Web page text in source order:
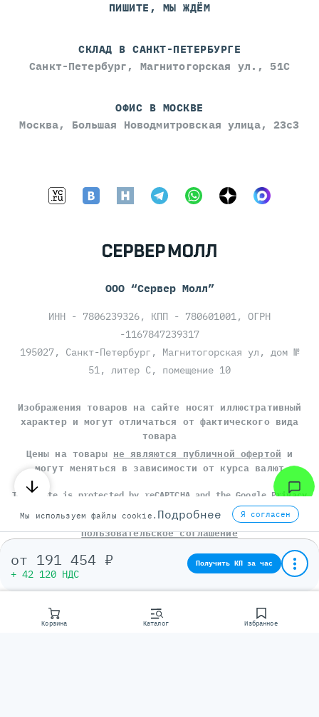
Корзина Каталог Избранное
от 191 454 ₽
+ 42 120 НДС
Получить КП за час
ПИШИТЕ, МЫ ЖДЁМ
СКЛАД В САНКТ-ПЕТЕРБУРГЕ
Санкт-Петербург, Магнитогорская ул., 51С
ОФИС В МОСКВЕ
Москва, Большая Новодмитровская улица, 23с3
ООО “Сервер Молл”
ИНН - 7806239326, КПП - 780601001, ОГРН
-1167847239317
195027, Санкт-Петербург, Магнитогорская ул, дом №
51, литер С, помещение 10
Изображения товаров на сайте носят иллюстративный
характер и могут отличаться от фактического вида
товара
Цены на товары не являются публичной офертой и
могут меняться в зависимости от курса валют
This site is protected by reCAPTCHA and the Google Privacy
apply.
Политика конфиденциальности
Пользовательское соглашение
© СЕРВЕР МОЛЛ , 2014-2026
Мы используем файлы cookie. Подробнее Я согласен